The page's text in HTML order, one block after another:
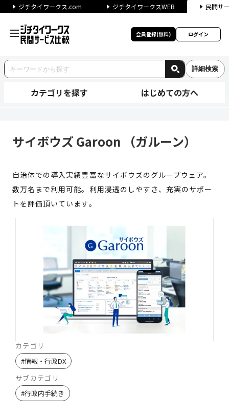
ジチタイワークス.com ジチタイワークスWEB 民間サ
会員登録(無料) ログイン
詳細検索
カテゴリを探す はじめての方へ
サイボウズ Garoon （ガルーン）
自治体での導入実績豊富なサイボウズのグループウェア。
数万名まで利用可能。利用浸透のしやすさ、充実のサポー
トを評価頂いています。
カテゴリ
#情報・行政DX
サブカテゴリ
#行政内手続き